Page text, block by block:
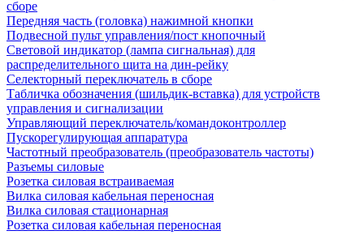
сборе
Передняя часть (головка) нажимной кнопки
Подвесной пульт управления/пост кнопочный
Световой индикатор (лампа сигнальная) для
распределительного щита на дин-рейку
Селекторный переключатель в сборе
Табличка обозначения (шильдик-вставка) для устройств
управления и сигнализации
Управляющий переключатель/командоконтроллер
Пускорегулирующая аппаратура
Частотный преобразователь (преобразователь частоты)
Разъемы силовые
Розетка силовая встраиваемая
Вилка силовая кабельная переносная
Вилка силовая стационарная
Розетка силовая кабельная переносная